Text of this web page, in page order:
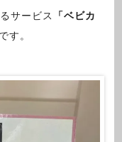
サービス
「ベビカ
す。